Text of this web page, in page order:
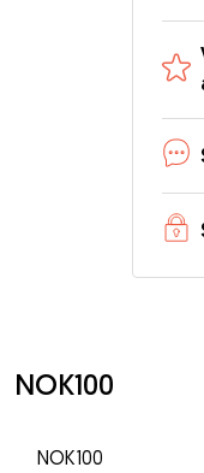
NOK100
NOK100